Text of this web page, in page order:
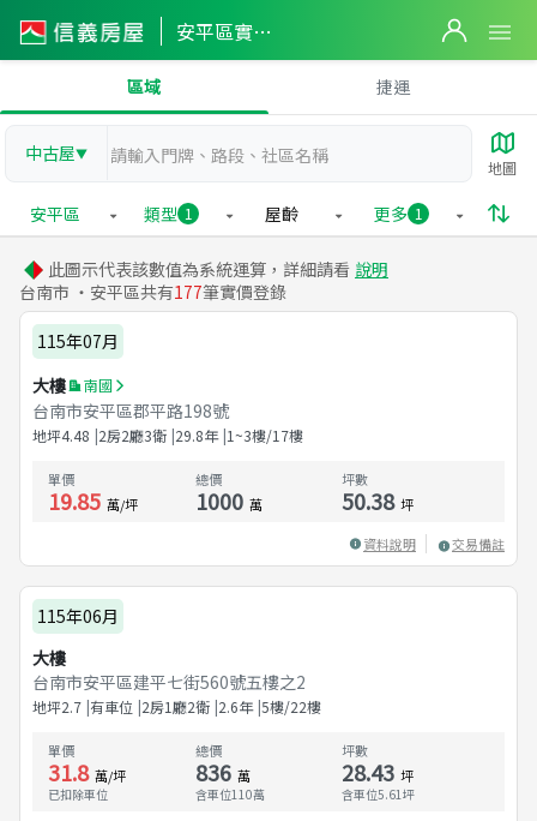
安平區實價登錄
區域 捷運
中古屋▼
地圖
安平區 類型 1 屋齡 更多 1
此圖示代表該數值為系統運算，詳細請看 說明
台南市 ・安平區共有177筆實價登錄
115年07月
大樓
南國
台南市安平區郡平路198號
地坪4.48 2房2廳3衛 29.8年 1~3樓/17樓
單價
19.85 萬/坪
總價
1000 萬
坪數
50.38 坪
資料說明 交易備註
115年06月
大樓
台南市安平區建平七街560號五樓之2
地坪2.7 有車位 2房1廳2衛 2.6年 5樓/22樓
單價
31.8 萬/坪
已扣除車位
總價
836 萬
含車位110萬
坪數
28.43 坪
含車位5.61坪